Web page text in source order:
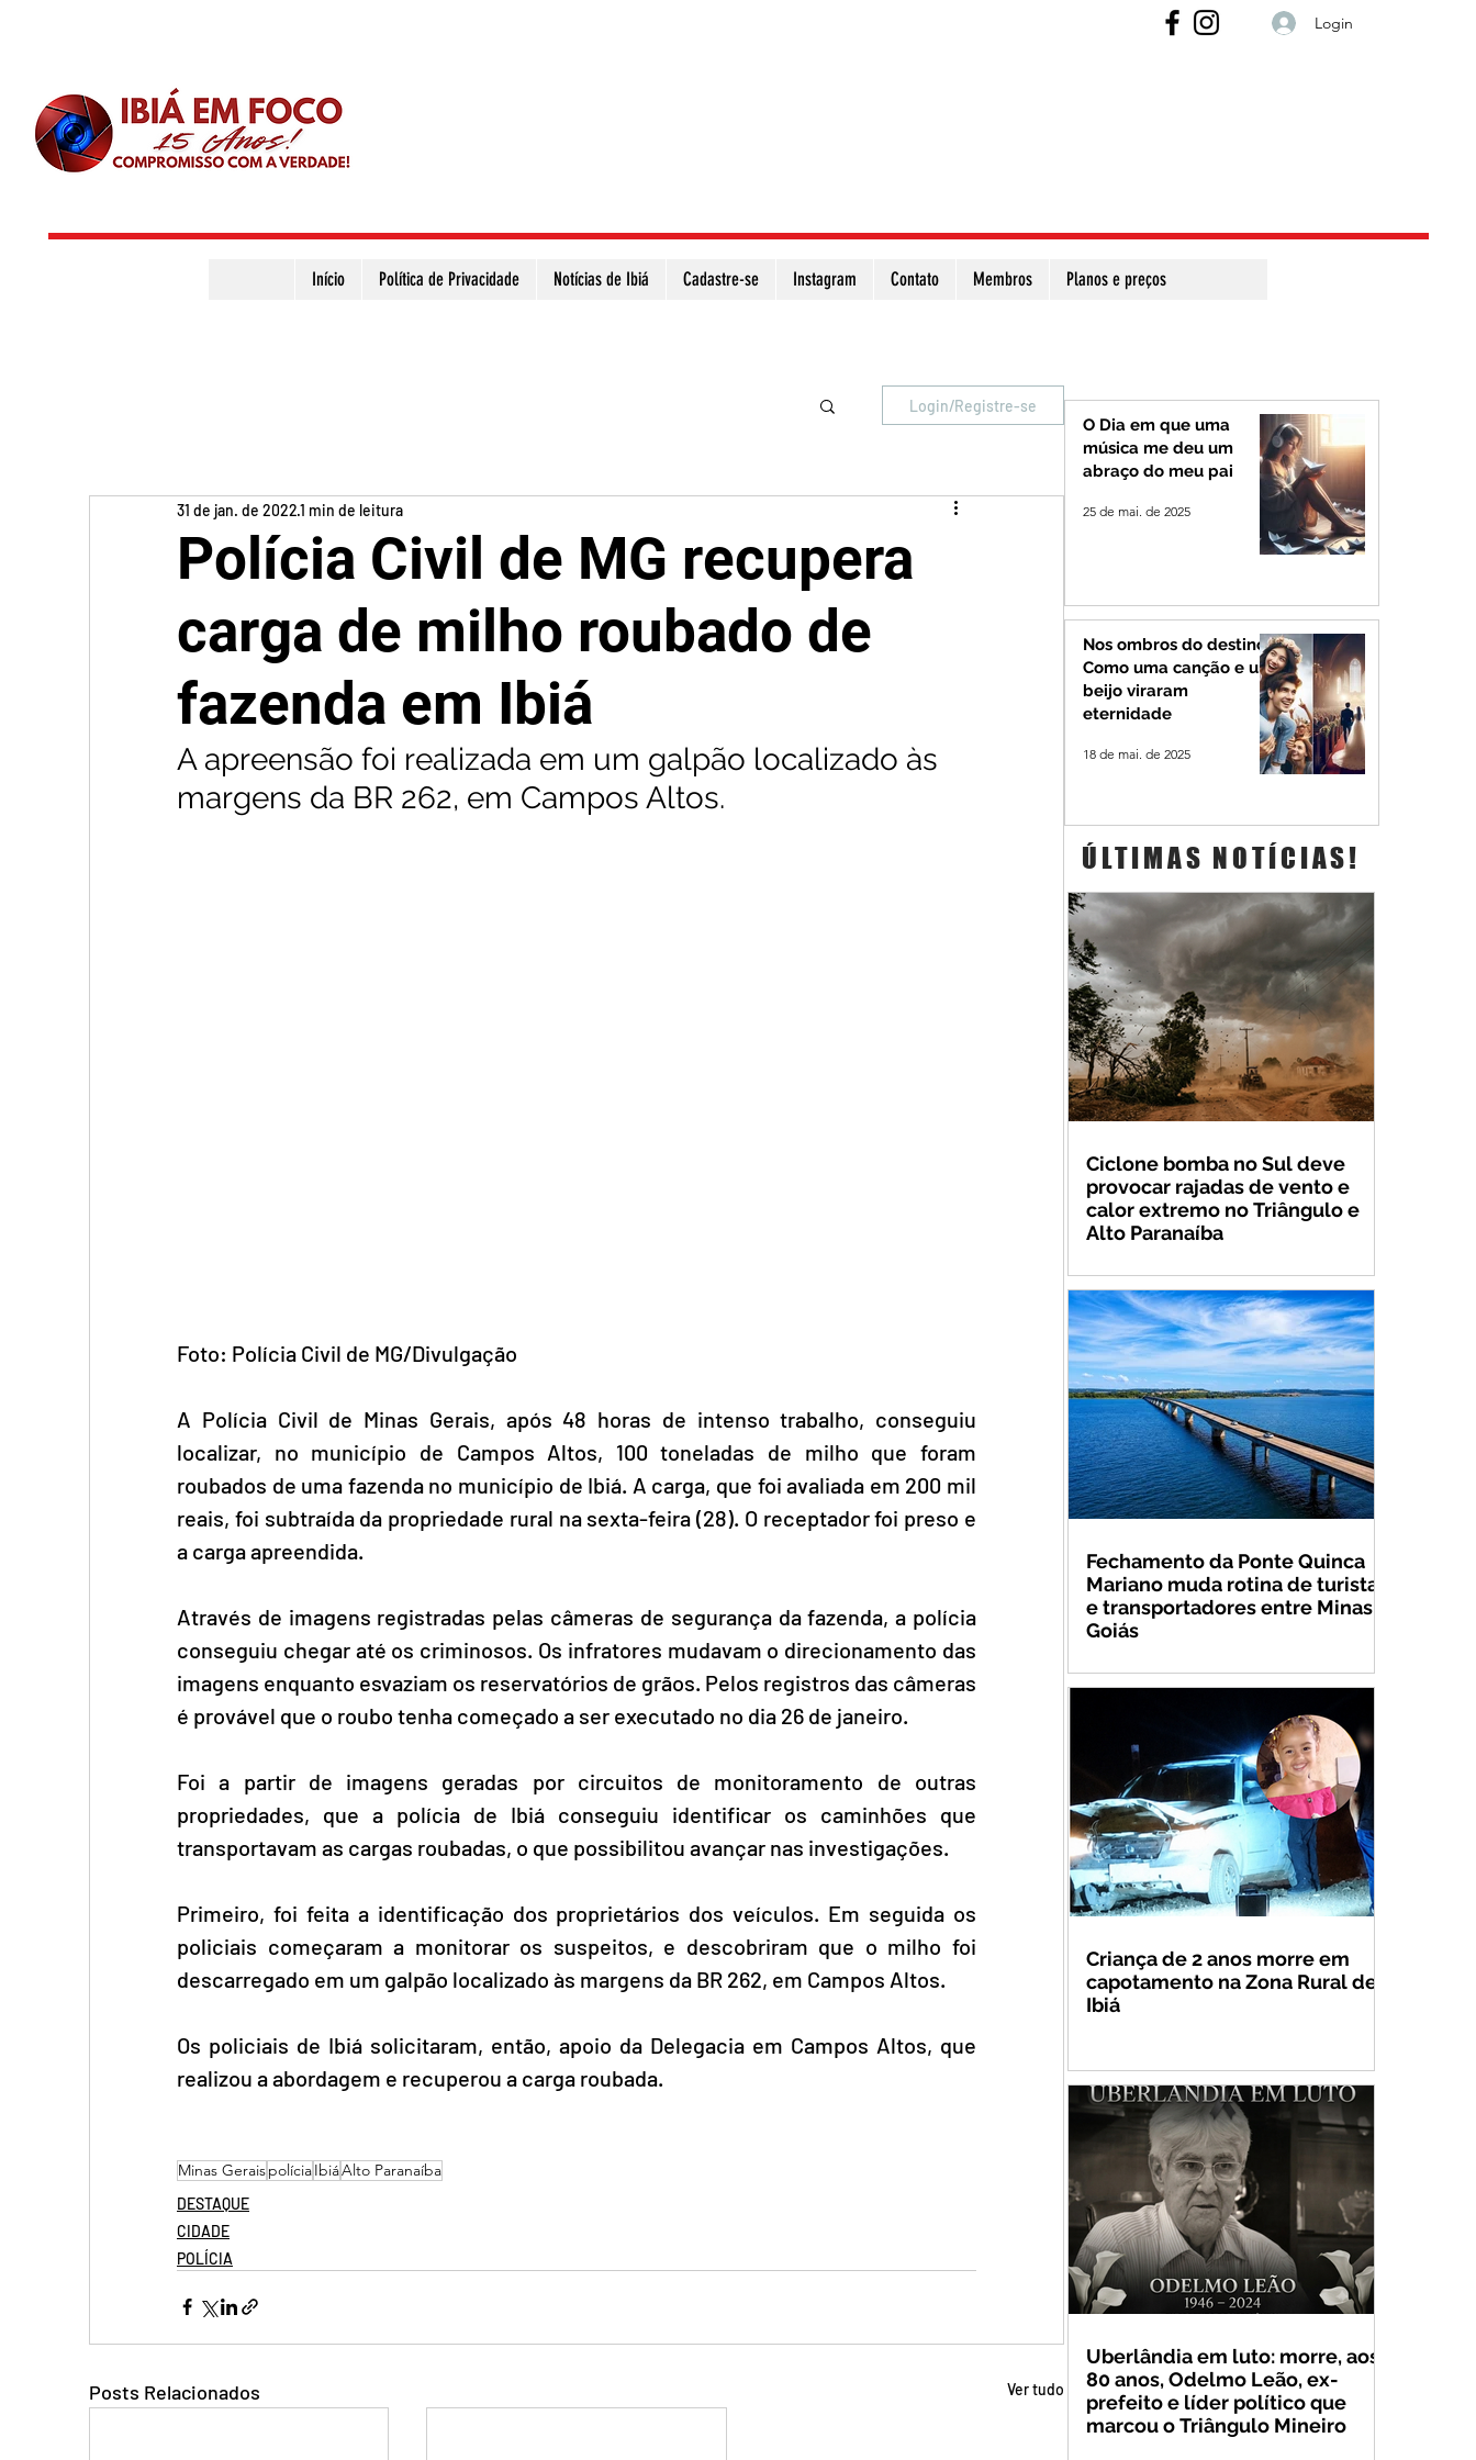
Login
Início Política de Privacidade Notícias de Ibiá Cadastre-se Instagram Contato Membros Planos e preços
Login/Registre-se
Polícia Civil de MG recupera
carga de milho roubado de
fazenda em Ibiá
31 de jan. de 20221 min de leitura
A apreensão foi realizada em um galpão localizado às
margens da BR 262, em Campos Altos.
Foto: Polícia Civil de MG/Divulgação
A Polícia Civil de Minas Gerais, após 48 horas de intenso trabalho, conseguiu
localizar, no município de Campos Altos, 100 toneladas de milho que foram
roubados de uma fazenda no município de Ibiá. A carga, que foi avaliada em 200 mil
reais, foi subtraída da propriedade rural na sexta-feira (28). O receptador foi preso e
a carga apreendida.
Através de imagens registradas pelas câmeras de segurança da fazenda, a polícia
conseguiu chegar até os criminosos. Os infratores mudavam o direcionamento das
imagens enquanto esvaziam os reservatórios de grãos. Pelos registros das câmeras
é provável que o roubo tenha começado a ser executado no dia 26 de janeiro.
Foi a partir de imagens geradas por circuitos de monitoramento de outras
propriedades, que a polícia de Ibiá conseguiu identificar os caminhões que
transportavam as cargas roubadas, o que possibilitou avançar nas investigações.
Primeiro, foi feita a identificação dos proprietários dos veículos. Em seguida os
policiais começaram a monitorar os suspeitos, e descobriram que o milho foi
descarregado em um galpão localizado às margens da BR 262, em Campos Altos.
Os policiais de Ibiá solicitaram, então, apoio da Delegacia em Campos Altos, que
realizou a abordagem e recuperou a carga roubada.
Minas GeraispolíciaIbiáAlto Paranaíba
DESTAQUE
CIDADE
POLÍCIA
Posts Relacionados Ver tudo
O Dia em que uma
música me deu um
abraço do meu pai
25 de mai. de 2025
Nos ombros do destino:
Como uma canção e um
beijo viraram
eternidade
18 de mai. de 2025
ÚLTIMAS NOTÍCIAS!
Ciclone bomba no Sul deve
provocar rajadas de vento e
calor extremo no Triângulo e
Alto Paranaíba
Fechamento da Ponte Quinca
Mariano muda rotina de turistas
e transportadores entre Minas e
Goiás
Criança de 2 anos morre em
capotamento na Zona Rural de
Ibiá
Uberlândia em luto: morre, aos
80 anos, Odelmo Leão, ex-
prefeito e líder político que
marcou o Triângulo Mineiro